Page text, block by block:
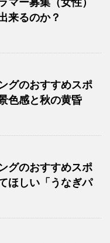
マー募集（女性）
来るのか？
グのおすすめスポ
色感と秋の黄昏
グのおすすめスポ
ほしい「うなぎパ